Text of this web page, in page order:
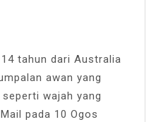
tahun dari Australia
awan yang
wajah yang
pada 10 Ogos